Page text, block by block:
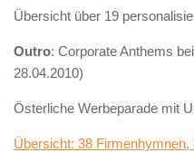
Übersicht über 19
Outro: Corporate Anthems
28.04.2010)
Österliche Werbeparade mit
Übersicht: 38